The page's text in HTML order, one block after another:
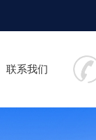
联系我们